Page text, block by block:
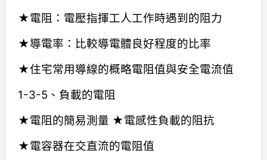
★電阻：電壓指揮工人工作時遇到的阻力
★導電率：比較導電體良好程度的比率
★住宅常用導線的概略電阻值與安全電流值
1-3-5、負載的電阻
★電阻的簡易測量 ★電感性負載的阻抗
★電容器在交直流的電阻值